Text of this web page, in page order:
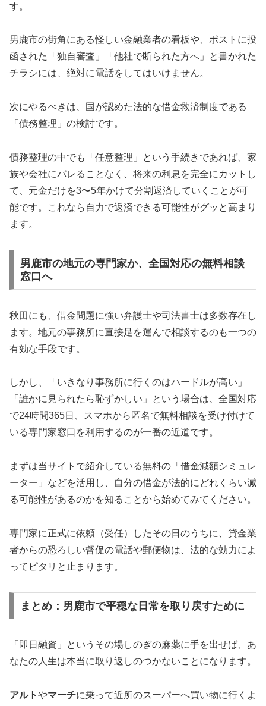
す。
男鹿市の街角にある怪しい金融業者の看板や、ポストに投
函された「独自審査」「他社で断られた方へ」と書かれた
チラシには、絶対に電話をしてはいけません。
次にやるべきは、国が認めた法的な借金救済制度である
「債務整理」の検討です。
債務整理の中でも「任意整理」という手続きであれば、家
族や会社にバレることなく、将来の利息を完全にカットし
て、元金だけを3〜5年かけて分割返済していくことが可
能です。これなら自力で返済できる可能性がグッと高まり
ます。
男鹿市の地元の専門家か、全国対応の無料相談
窓口へ
秋田にも、借金問題に強い弁護士や司法書士は多数存在し
ます。地元の事務所に直接足を運んで相談するのも一つの
有効な手段です。
しかし、「いきなり事務所に行くのはハードルが高い」
「誰かに見られたら恥ずかしい」という場合は、全国対応
で24時間365日、スマホから匿名で無料相談を受け付けて
いる専門家窓口を利用するのが一番の近道です。
まずは当サイトで紹介している無料の「借金減額シミュレ
ーター」などを活用し、自分の借金が法的にどれくらい減
る可能性があるのかを知ることから始めてみてください。
専門家に正式に依頼（受任）したその日のうちに、貸金業
者からの恐ろしい督促の電話や郵便物は、法的な効力によ
ってピタリと止まります。
まとめ：男鹿市で平穏な日常を取り戻すために
「即日融資」というその場しのぎの麻薬に手を出せば、あ
なたの人生は本当に取り返しのつかないことになります。
アルトやマーチに乗って近所のスーパーへ買い物に行くよ